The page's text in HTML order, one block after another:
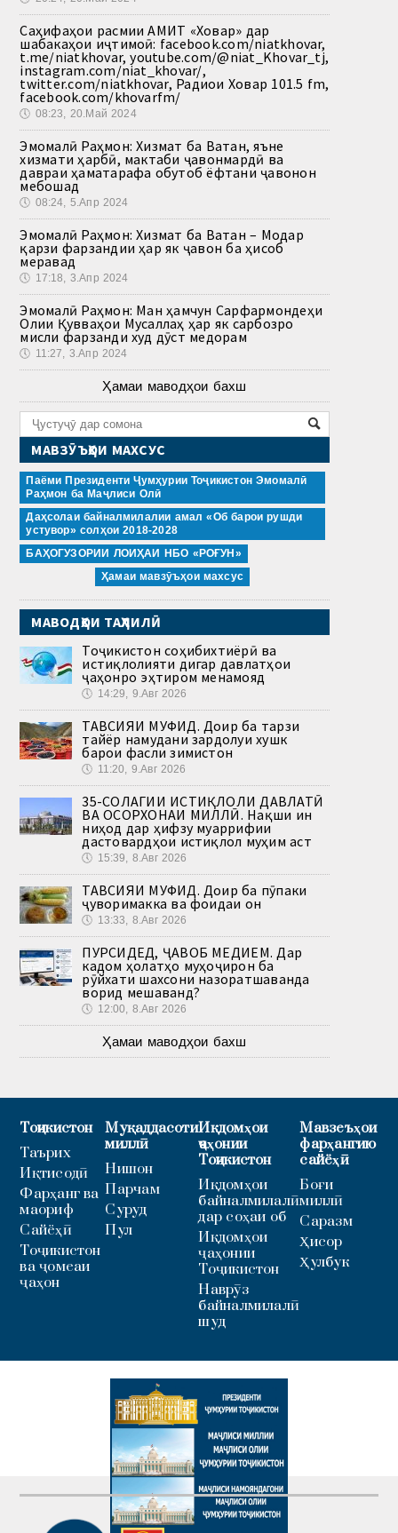
Саҳифаҳои расмии АМИТ «Ховар» дар
шабакаҳои иҷтимоӣ: facebook.com/niatkhovar,
t.me/niatkhovar, youtube.com/@niat_Khovar_tj,
instagram.com/niat_khovar/,
twitter.com/niatkhovar, Радиои Ховар 101.5 fm,
facebook.com/khovarfm/
🕔 08:23, 20.Май 2024
Эмомалӣ Раҳмон: Хизмат ба Ватан, яъне
хизмати ҳарбӣ, мактаби ҷавонмардӣ ва
давраи ҳаматарафа обутоб ёфтани ҷавонон
мебошад
🕔 08:24, 5.Апр 2024
Эмомалӣ Раҳмон: Хизмат ба Ватан – Модар
қарзи фарзандии ҳар як ҷавон ба ҳисоб
меравад
🕔 17:18, 3.Апр 2024
Эмомалӣ Раҳмон: Ман ҳамчун Сарфармондеҳи
Олии Қувваҳои Мусаллаҳ ҳар як сарбозро
мисли фарзанди худ дӯст медорам
🕔 11:27, 3.Апр 2024
Ҳамаи маводҳои бахш
МАВЗӮЪҲОИ МАХСУС
Паёми Президенти Ҷумҳурии Тоҷикистон Эмомалӣ
Раҳмон ба Маҷлиси Олӣ
Даҳсолаи байналмилалии амал «Об барои рушди
устувор» солҳои 2018-2028
БАҲОГУЗОРИИ ЛОИҲАИ НБО «РОҒУН»
Ҳамаи мавзӯъҳои махсус
МАВОДҲОИ ТАҲЛИЛӢ
Тоҷикистон соҳибихтиёрӣ ва
истиқлолияти дигар давлатҳои
ҷаҳонро эҳтиром менамояд
🕔 14:29, 9.Авг 2026
ТАВСИЯИ МУФИД. Доир ба тарзи
тайёр намудани зардолуи хушк
барои фасли зимистон
🕔 11:20, 9.Авг 2026
35-СОЛАГИИ ИСТИҚЛОЛИ ДАВЛАТӢ
ВА ОСОРХОНАИ МИЛЛӢ. Нақши ин
ниҳод дар ҳифзу муаррифии
дастовардҳои истиқлол муҳим аст
🕔 15:39, 8.Авг 2026
ТАВСИЯИ МУФИД. Доир ба пӯпаки
ҷуворимакка ва фоидаи он
🕔 13:33, 8.Авг 2026
ПУРСИДЕД, ҶАВОБ МЕДИҲЕМ. Дар
кадом ҳолатҳо муҳоҷирон ба
рӯйхати шахсони назоратшаванда
ворид мешаванд?
🕔 12:00, 8.Авг 2026
Ҳамаи маводҳои бахш
Тоҷикистон
Таърих
Иқтисодӣ
Фарҳанг ва
маориф
Сайёҳӣ
Тоҷикистон
ва ҷомеаи
ҷаҳон
Муқаддасоти
миллӣ
Нишон
Парчам
Суруд
Пул
Иқдомҳои
ҷаҳонии
Тоҷикистон
Иқдомҳои
байналмилалӣ
дар соҳаи об
Иқдомҳои
ҷаҳонии
Тоҷикистон
Наврӯз
байналмилалӣ
шуд
Мавзеъҳои
фарҳангию
сайёҳӣ
Боғи
миллӣ
Саразм
Ҳисор
Ҳулбук